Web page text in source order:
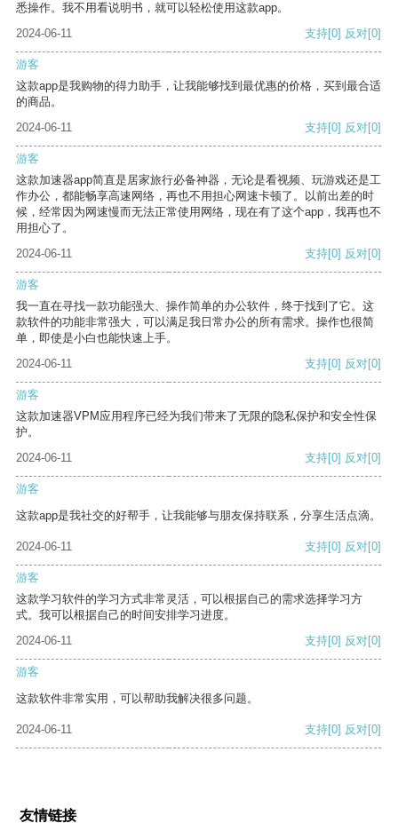
悉操作。我不用看说明书，就可以轻松使用这款app。
2024-06-11
支持[0] 反对[0]
游客
这款app是我购物的得力助手，让我能够找到最优惠的价格，买到最合适
的商品。
2024-06-11
支持[0] 反对[0]
游客
这款加速器app简直是居家旅行必备神器，无论是看视频、玩游戏还是工
作办公，都能畅享高速网络，再也不用担心网速卡顿了。以前出差的时
候，经常因为网速慢而无法正常使用网络，现在有了这个app，我再也不
用担心了。
2024-06-11
支持[0] 反对[0]
游客
我一直在寻找一款功能强大、操作简单的办公软件，终于找到了它。这
款软件的功能非常强大，可以满足我日常办公的所有需求。操作也很简
单，即使是小白也能快速上手。
2024-06-11
支持[0] 反对[0]
游客
这款加速器VPM应用程序已经为我们带来了无限的隐私保护和安全性保
护。
2024-06-11
支持[0] 反对[0]
游客
这款app是我社交的好帮手，让我能够与朋友保持联系，分享生活点滴。
2024-06-11 支持[0] 反对[0]
游客
这款学习软件的学习方式非常灵活，可以根据自己的需求选择学习方
式。我可以根据自己的时间安排学习进度。
2024-06-11
支持[0] 反对[0]
游客
这款软件非常实用，可以帮助我解决很多问题。
2024-06-11 支持[0] 反对[0]
友情链接